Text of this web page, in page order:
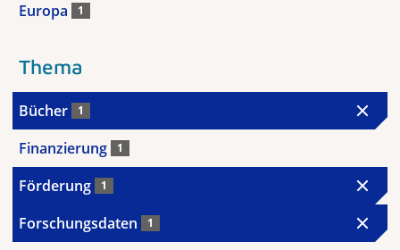
Europa 1
Thema
Bücher 1
Finanzierung 1
Förderung 1
Forschungsdaten 1